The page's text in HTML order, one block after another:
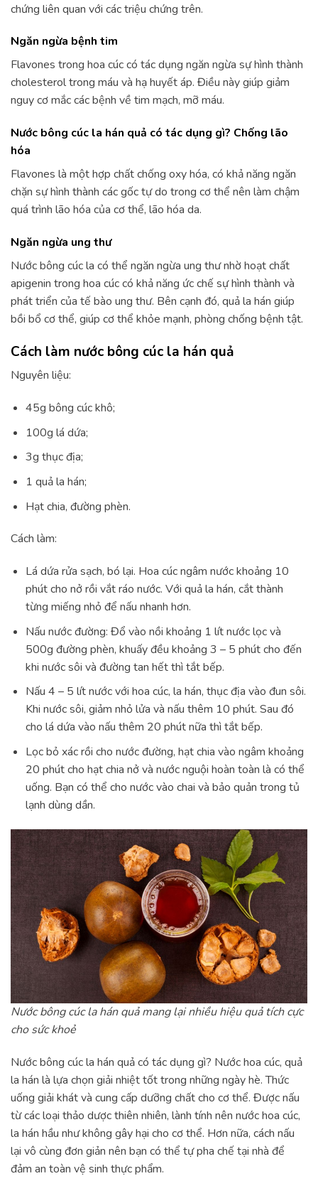
chứng liên quan với các triệu chứng trên.
Ngăn ngừa bệnh tim
Flavones trong hoa cúc có tác dụng ngăn ngừa sự hình thành
cholesterol trong máu và hạ huyết áp. Điều này giúp giảm
nguy cơ mắc các bệnh về tim mạch, mỡ máu.
Nước bông cúc la hán quả có tác dụng gì? Chống lão
hóa
Flavones là một hợp chất chống oxy hóa, có khả năng ngăn
chặn sự hình thành các gốc tự do trong cơ thể nên làm chậm
quá trình lão hóa của cơ thể, lão hóa da.
Ngăn ngừa ung thư
Nước bông cúc la có thể ngăn ngừa ung thư nhờ hoạt chất
apigenin trong hoa cúc có khả năng ức chế sự hình thành và
phát triển của tế bào ung thư. Bên cạnh đó, quả la hán giúp
bồi bổ cơ thể, giúp cơ thể khỏe mạnh, phòng chống bệnh tật.
Cách làm nước bông cúc la hán quả
Nguyên liệu:
45g bông cúc khô;
100g lá dứa;
3g thục địa;
1 quả la hán;
Hạt chia, đường phèn.
Cách làm:
Lá dứa rửa sạch, bó lại. Hoa cúc ngâm nước khoảng 10
phút cho nở rồi vắt ráo nước. Với quả la hán, cắt thành
từng miếng nhỏ để nấu nhanh hơn.
Nấu nước đường: Đổ vào nồi khoảng 1 lít nước lọc và
500g đường phèn, khuấy đều khoảng 3 – 5 phút cho đến
khi nước sôi và đường tan hết thì tắt bếp.
Nấu 4 – 5 lít nước với hoa cúc, la hán, thục địa vào đun sôi.
Khi nước sôi, giảm nhỏ lửa và nấu thêm 10 phút. Sau đó
cho lá dứa vào nấu thêm 20 phút nữa thì tắt bếp.
Lọc bỏ xác rồi cho nước đường, hạt chia vào ngâm khoảng
20 phút cho hạt chia nở và nước nguội hoàn toàn là có thể
uống. Bạn có thể cho nước vào chai và bảo quản trong tủ
lạnh dùng dần.
Nước bông cúc la hán quả mang lại nhiều hiệu quả tích cực
cho sức khoẻ
Nước bông cúc la hán quả có tác dụng gì? Nước hoa cúc, quả
la hán là lựa chọn giải nhiệt tốt trong những ngày hè. Thức
uống giải khát và cung cấp dưỡng chất cho cơ thể. Được nấu
từ các loại thảo dược thiên nhiên, lành tính nên nước hoa cúc,
la hán hầu như không gây hại cho cơ thể. Hơn nữa, cách nấu
lại vô cùng đơn giản nên bạn có thể tự pha chế tại nhà để
đảm an toàn vệ sinh thực phẩm.